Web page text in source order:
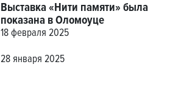
Выставка «Нити памяти» была
показана в Оломоуце
18 февраля 2025
28 января 2025